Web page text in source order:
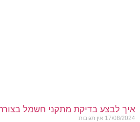
איך לבצע בדיקת מתקני חשמל
17/08/2024 אין תגובות